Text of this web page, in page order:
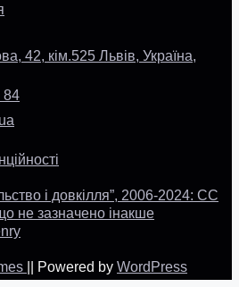
42, кім.525 Львів, Україна,
84
і довкілля”, 2006-2024: CC
не зазначено інакше
Powered by WordPress